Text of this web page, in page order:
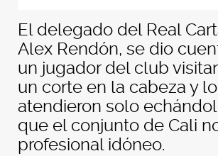
El delegado del Real
Alex Rendón, se dio
un jugador del club
un corte en la cabeza y lo
atendieron solo
que el conjunto de Cali
profesional idóneo.